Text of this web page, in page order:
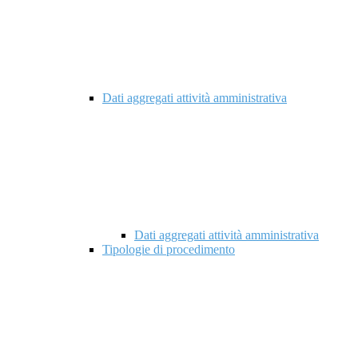
Dati aggregati attività amministrativa
Dati aggregati attività amministrativa
Tipologie di procedimento